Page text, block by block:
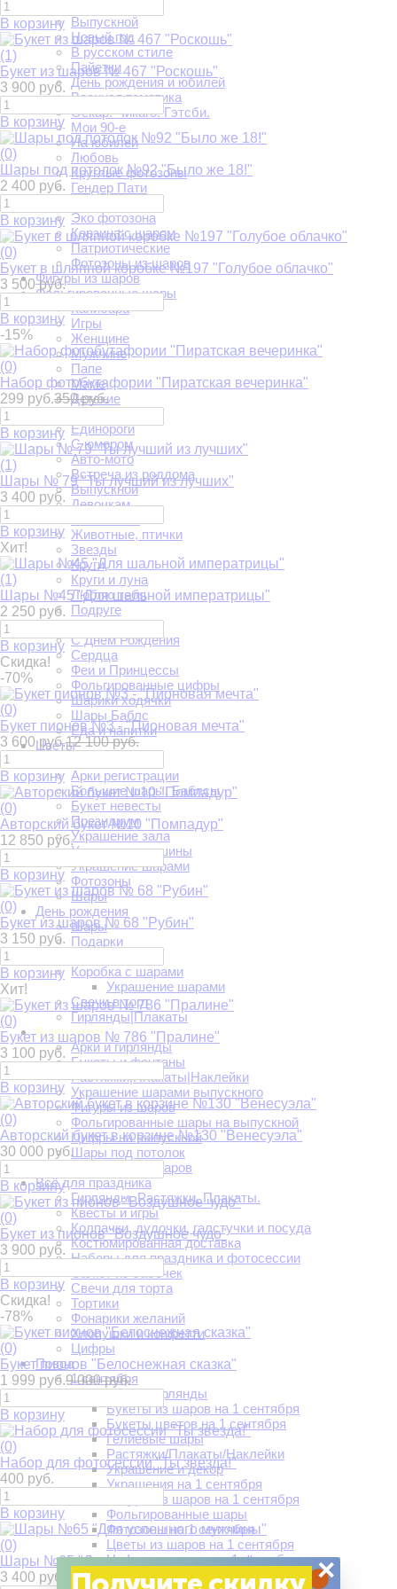
Выпускной
Новый год
В русском стиле
Пайетки
День рождения и юбилей
Военная тематика
Оскар. Чикаго. Гэтсби.
Мои 90-е
На юбилей
Любовь
Круглые фотозоны
Гендер Пати
Эко фотозона
Корзина с шаром
Патриотические
Фотозоны из шаров
Фигуры из шаров
Фольгированные шары
Капибара
Игры
Женщине
Мужчине
Папе
Маме
Детские
Единороги
С юмором
Авто-мото
Встреча из роддома
Выпускной
Девочкам
Животные, птички
Звезды
Круги
Круги и луна
Люблю тебя
Подруге
Мульт герои
С Днем Рождения
Сердца
Феи и Принцессы
Фольгированные цифры
Шарики ходячки
Шары Баблс
Еда и напитки
Цветы
Арки регистрации
Большие шары. Баблсы
Букет невесты
Президиум
Украшение зала
Украшение машины
Украшение шарами
Фотозоны
Шары
День рождения
Шары
Подарки
Коробка с шарами
Украшение шарами
Свечи в торт
Гирлянды|Плакаты
Выпускной
Арки и гирлянды
Букеты и фонтаны
Растяжки|Плакаты|Наклейки
Украшение шарами выпускного
Фигуры из шаров
Фольгированные шары на выпускной
Цифры на выпускной
Шары под потолок
Букеты и фонтаны шаров
Всё для праздника
Гирлянды. Растяжки. Плакаты.
Квесты и игры
Колпачки, дудочки, галстучки и посуда
Костюмированная доставка
Наборы для праздника и фотосессии
Салют из бабочек
Свечи для торта
Тортики
Фонарики желаний
Хлопушки и конфетти
Цифры
Повод
1 сентября
Арки и гирлянды
Букеты из шаров на 1 сентября
Букеты цветов на 1 сентября
Гелиевые шары
Растяжки/Плакаты/Наклейки
Украшение и декор
Украшения на 1 сентября
Фигуры из шаров на 1 сентября
Фольгированные шары
Фотозоны на 1 сентября
Цветы из шаров на 1 сентября
Цифры из шаров на 1 сентября
14 февраля
В корзину
(1)
Букет из шаров № 467 "Роскошь"
3 900 руб.
В корзину
(0)
Шары под потолок №92 "Было же 18!"
2 400 руб.
В корзину
(0)
Букет в шляпной коробке №197 "Голубое облачко"
3 500 руб.
В корзину
-15%
(0)
Набор фотобутафории "Пиратская вечеринка"
299 руб.350 руб.
В корзину
(1)
Шары № 79 "Ты лучший из лучших"
3 400 руб.
В корзину
Хит!
(1)
Шары №45 "Для шальной императрицы"
2 250 руб.
В корзину
Скидка!
-70%
(0)
Букет пионов №3 - "Пионовая мечта"
3 600 руб.12 100 руб.
В корзину
(0)
Авторский букет №10 "Помпадур"
12 850 руб.
В корзину
(0)
Букет из шаров № 68 "Рубин"
3 150 руб.
В корзину
Хит!
(0)
Букет из шаров № 786 "Пралине"
3 100 руб.
В корзину
(0)
Авторский букет в корзине №130 "Венесуэла"
30 000 руб.
В корзину
(0)
Букет из пионов "Воздушное чудо"
3 900 руб.
В корзину
Скидка!
-78%
(0)
Букет пионов "Белоснежная сказка"
1 999 руб.9 000 руб.
В корзину
(0)
Набор для фотосессии "Ты звезда!"
400 руб.
В корзину
(0)
Шары №65 "Для успешного мужчины"
3 400 руб.
×